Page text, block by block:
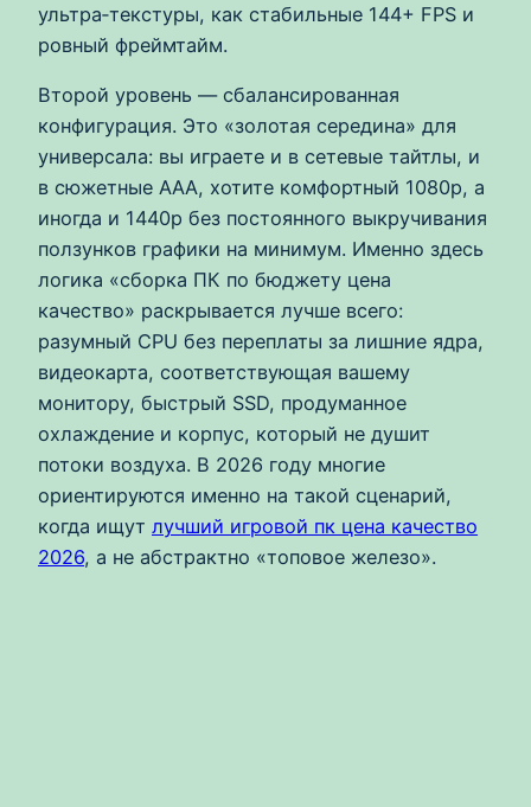
ультра‑текстуры, как стабильные 144+ FPS и
ровный фреймтайм.
Второй уровень — сбалансированная
конфигурация. Это «золотая середина» для
универсала: вы играете и в сетевые тайтлы, и
в сюжетные ААА, хотите комфортный 1080p, а
иногда и 1440p без постоянного выкручивания
ползунков графики на минимум. Именно здесь
логика «сборка ПК по бюджету цена
качество» раскрывается лучше всего:
разумный CPU без переплаты за лишние ядра,
видеокарта, соответствующая вашему
монитору, быстрый SSD, продуманное
охлаждение и корпус, который не душит
потоки воздуха. В 2026 году многие
ориентируются именно на такой сценарий,
когда ищут лучший игровой пк цена качество
2026, а не абстрактно «топовое железо».